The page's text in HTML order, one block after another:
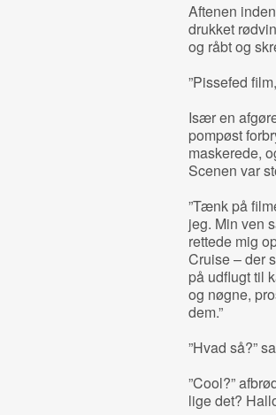
Aftenen
drukket
og råbt og
”Pissefed
Især en
pompøst
maskerede,
Scenen var
”Tænk på
jeg. Min ven
rettede mig
Cruise – der
på udflugt til
og nøgne,
dem.”
”Hvad så?”
”Cool?”
lige det?